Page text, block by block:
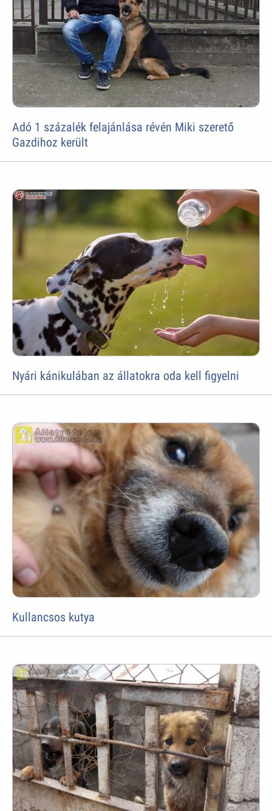
Adó 1 százalék felajánlása révén Miki szerető
Gazdihoz került
Nyári kánikulában az állatokra oda kell figyelni
Kullancsos kutya